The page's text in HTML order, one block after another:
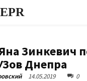
Зинкевич
Днепра
14.05.2019 0